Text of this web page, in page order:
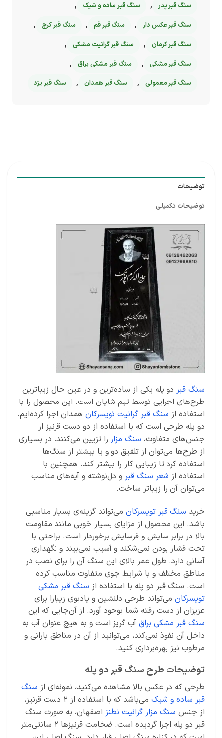
سنگ قبر پدر , سنگ قبر ساده و شیک ,
سنگ قبر عکس دار , سنگ قبر قم , سنگ قبر کرج ,
سنگ قبر کرمان , سنگ قبر گرانیت مشکی ,
سنگ قبر مشکی , سنگ قبر مشکی براق ,
سنگ قبر معمولی , سنگ قبر همدان , سنگ قبر یزد
توضیحات
توضیحات تکمیلی
سنگ قبردو پله یکی از ساده‌ترین و در عین حال زیبا‌ترین
طرح‌های اجرایی توسط تیم شایان است. این محصول را با
استفاده از سنگ قبر گرانیت تویسرکانهمدان اجرا کرده‌ایم.
دو پله طرحی است که با استفاده از دو دست قرنیز ار
جنس‌های متفاوت،سنگ مزاررا تزیین می‌کنند. در بسیاری
از طرح‌ها می‌توان از تلفیق دو و یا بیشتر از سنگ‌ها
استفاده کرد تا زیبایی کار را بیشتر کند. همچنین با
استفاده از شعر سنگ قبرو دل‌نوشته و آیه‌های مناسب
می‌توان آن را زیباتر ساخت.
خریدسنگ قبر تویسرکانمی‌تواند گزینه‌ی بسیار مناسبی
باشد. این محصول از مزایای بسیار خوبی مانند مقاومت
بالا در برابر سایش و فرسایش برخوردار است. براحتی با
تحت فشار بودن نمی‌شکند و آسیب نمی‌بیند و نگهداری
آسانی دارد. طول عمر بالای این سنگ آن را برای نصب در
مناطق مختلف و با شرایط جوی متفاوت مناسب کرده
است. سنگ قبر دو پله با استفاده از سنگ قبر مشکی
تویسرکانمی‌تواند طرحی دلنشین و یادبوی زیبارا برای
عزیزان از دست رفته شما بوحود آورد. از آن‌جایی که این
سنگ قبر مشکی براقآب گریز است و به هیچ عنوان آب به
داخل آن نفوذ نمی‌کند، می‌توانید از آن در مناطق بارانی و
مرطوب نیز بهره‌برداری کنید.
توضیحات طرح سنگ قبر دو پله
طرحی که در عکس بالا مشاهده می‌کنید، نمونه‌ای از سنگ
قبر ساده و شیک
می‌باشد که با استفاده از 2 دست قرنیز،
از جنسسنگ مزار گرانیت نطنزاصفهان، به صورت سنگ
قبر دو پله اجرا گردیده است. ضخامت قرنیزها 2 سانتی‌متر